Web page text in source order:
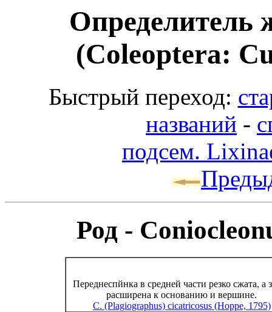
Определитель
(Coleoptera:
Быстрый переход:
названий -
подсем.
Род -
Переднеспйнка в средней части резко сжата, а
расширена к основанию и вершине.
C. (Plagiographus) cicatricosus (Hoppe, 1795)